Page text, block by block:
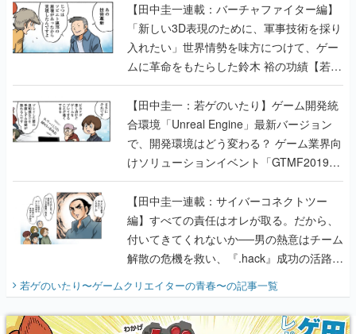
【田中圭一連載：バーチャファイター編】
「新しい3D表現のために、軍事技術を採り
入れたい」世界情勢を味方につけて、ゲー
ムに革命をもたらした鈴木 裕の功績【若ゲ
のいたり】
【田中圭一：若ゲのいたり】ゲーム開発統
合環境「Unreal Engine」最新バージョン
で、開発環境はどう変わる？ ゲーム業界向
けソリューションイベント「GTMF2019」
に行って、より理解を深めよう【PR】
【田中圭一連載：サイバーコネクトツー
編】すべての責任はオレが取る。だから、
付いてきてくれないか──男の熱意はチーム
解散の危機を救い、『.hack』成功の活路を
開く。業界の快男児・松山 洋に流れる血は
『少年ジャンプ』色だった【若ゲのいた
り】
若ゲのいたり〜ゲームクリエイターの青春〜の記事一覧